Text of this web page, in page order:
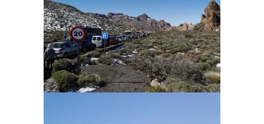
La route reste bloquée au
niveau des Cañadas del Teide